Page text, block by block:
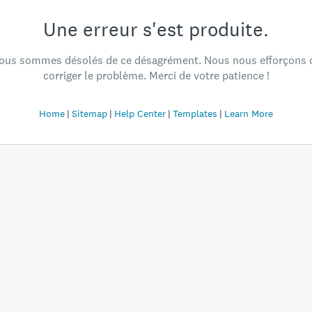
Une erreur s'est produite.
sommes désolés de ce désagrément. Nous nous efforçons
corriger le problème. Merci de votre patience !
Home Sitemap Help Center Templates Learn More